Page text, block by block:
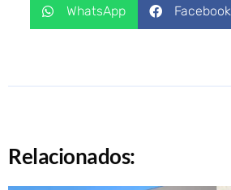
WhatsApp Facebook
Relacionados: